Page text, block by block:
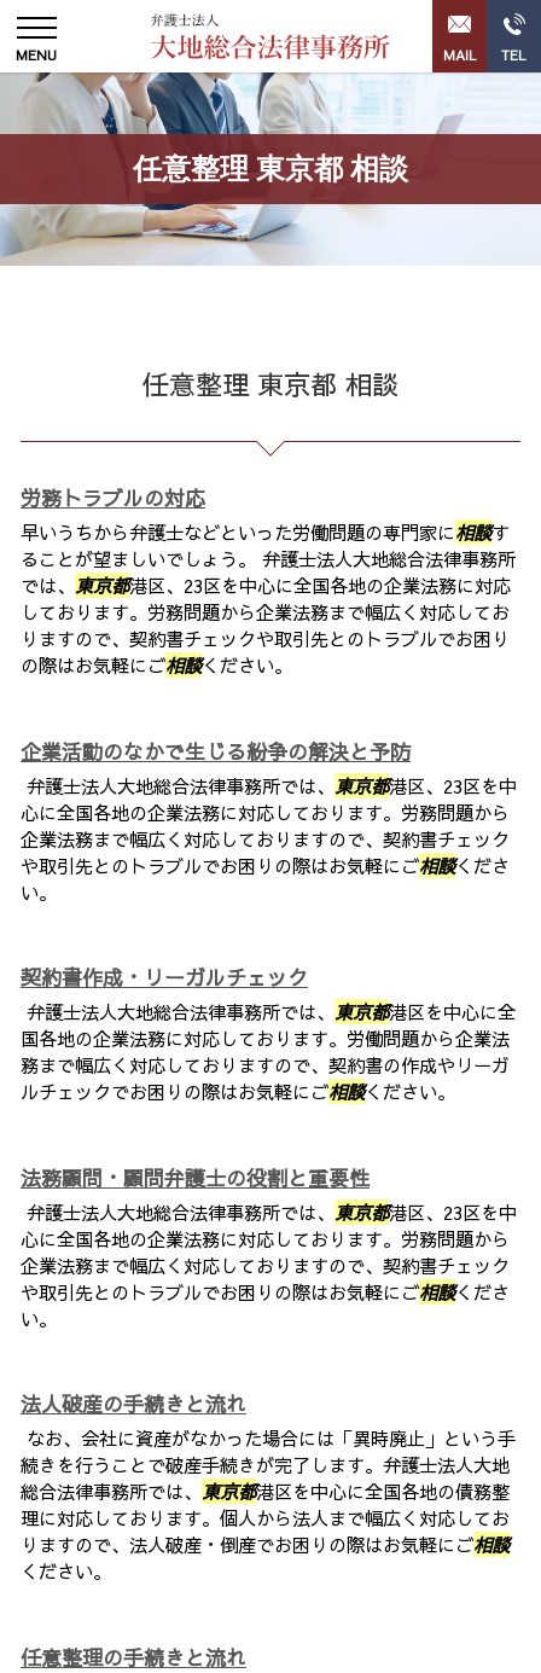
任意整理 東京都 相談
任意整理 東京都 相談
労務トラブルの対応
早いうちから弁護士などといった労働問題の専門家に相談す
ることが望ましいでしょう。 弁護士法人大地総合法律事務所
では、 東京都港区、23区を中心に全国各地の企業法務に対応
しております。労務問題から企業法務まで幅広く対応してお
りますので、契約書チェックや取引先とのトラブルでお困り
の際はお気軽にご相談ください。
企業活動のなかで生じる紛争の解決と予防
弁護士法人大地総合法律事務所では、 東京都港区、23区を中
心に全国各地の企業法務に対応しております。労務問題から
企業法務まで幅広く対応しておりますので、契約書チェック
や取引先とのトラブルでお困りの際はお気軽にご相談くださ
い。
契約書作成・リーガルチェック
弁護士法人大地総合法律事務所では、 東京都港区を中心に全
国各地の企業法務に対応しております。労働問題から企業法
務まで幅広く対応しておりますので、契約書の作成やリーガ
ルチェックでお困りの際はお気軽にご相談ください。
法務顧問・顧問弁護士の役割と重要性
弁護士法人大地総合法律事務所では、 東京都港区、23区を中
心に全国各地の企業法務に対応しております。労務問題から
企業法務まで幅広く対応しておりますので、契約書チェック
や取引先とのトラブルでお困りの際はお気軽にご相談くださ
い。
法人破産の手続きと流れ
なお、会社に資産がなかった場合には「異時廃止」という手
続きを行うことで破産手続きが完了します。弁護士法人大地
総合法律事務所では、 東京都港区を中心に全国各地の債務整
理に対応しております。個人から法人まで幅広く対応してお
りますので、法人破産・倒産でお困りの際はお気軽にご相談
ください。
任意整理の手続きと流れ